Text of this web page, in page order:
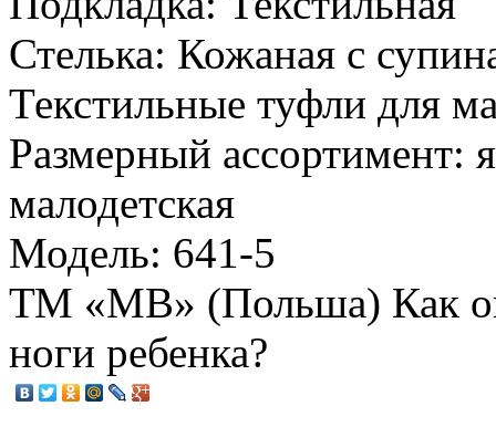
Стелька: Кожаная с
Текстильные туфли для
Размерный ассортимент:
малодетская
Модель: 641-5
ТМ «MB» (Польша) Как
ноги ребенка?